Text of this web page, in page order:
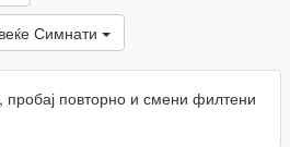
Симнати
пробај повторно и смени филтени